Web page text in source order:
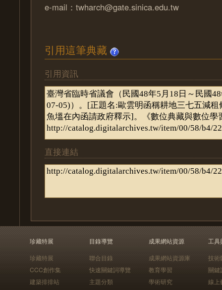
e-mail：twharch@gate.sinica.edu.tw
引用這筆典藏
引用資訊
直接連結
珍藏特展
珍藏特展
CCC創作集
建築排排站
目錄導覽
聯合目錄
快速關鍵詞導覽
主題分類
成果網站資源
成果網站資源庫
教育學習
學術研究
工具
技術
關鍵
線上